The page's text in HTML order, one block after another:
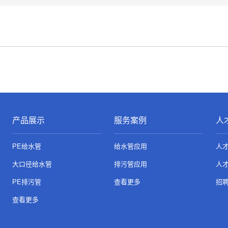
产品展示
PE给水管
大口径给水管
PE排污管
查看更多
服务案例
给水管应用
排污管应用
查看更多
人
人
人
招